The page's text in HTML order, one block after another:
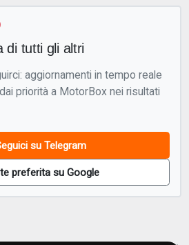
di tutti gli altri
aggiornamenti in tempo reale
priorità a MotorBox nei risultati
su Telegram
preferita su Google